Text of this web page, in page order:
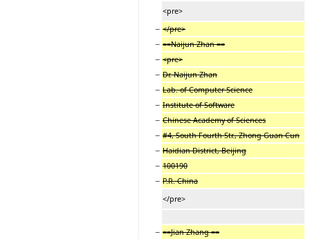
<pre>
− </pre>
− ==Naijun Zhan ==
− <pre>
− Dr. Naijun Zhan
− Lab. of Computer Science
− Institute of Software
− Chinese Academy of Sciences
− #4, South Fourth Str., Zhong Guan Cun
− Haidian District, Beijing
− 100190
− P.R. China
</pre>
− ==Jian Zhang ==